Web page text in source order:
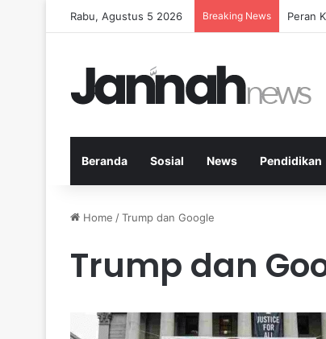
Rabu, Agustus 5 2026 Breaking News Peran
Beranda Sosial News Pendidikan
Home /Trump dan Google
Trump dan